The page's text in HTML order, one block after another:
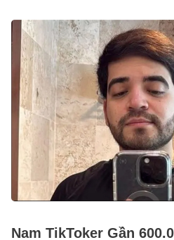
Nam TikToker Gần